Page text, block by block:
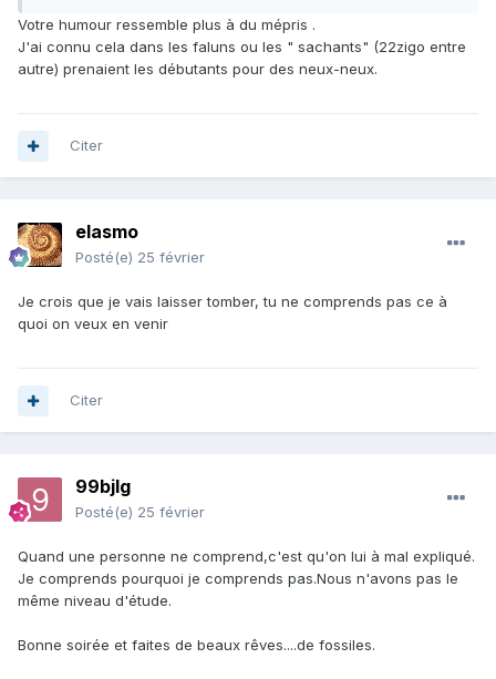
Votre humour ressemble plus à du mépris .
J'ai connu cela dans les faluns ou les " sachants" (22zigo entre
autre) prenaient les débutants pour des neux-neux.
Citer
elasmo
Posté(e) 25 février
Je crois que je vais laisser tomber, tu ne comprends pas ce à
quoi on veux en venir
Citer
99bjlg
Posté(e) 25 février
Quand une personne ne comprend,c'est qu'on lui à mal expliqué.
Je comprends pourquoi je comprends pas.Nous n'avons pas le
même niveau d'étude.
Bonne soirée et faites de beaux rêves....de fossiles.